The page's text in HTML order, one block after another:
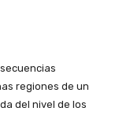
regiones de un
del nivel de los